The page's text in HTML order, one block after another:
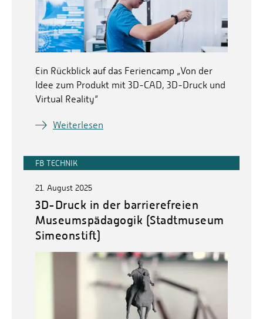
Ein Rückblick auf das Feriencamp „Von der
Idee zum Produkt mit 3D-CAD, 3D-Druck und
Virtual Reality“
Weiterlesen
FB TECHNIK
21. August 2025
3D-Druck in der barrierefreien
Museumspädagogik (Stadtmuseum
Simeonstift)